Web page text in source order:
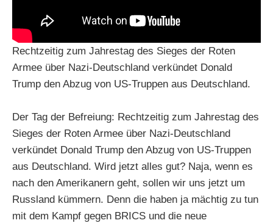
Rechtzeitig zum Jahrestag des Sieges der Roten
Armee über Nazi-Deutschland verkündet Donald
Trump den Abzug von US-Truppen aus Deutschland.
Der Tag der Befreiung: Rechtzeitig zum Jahrestag des
Sieges der Roten Armee über Nazi-Deutschland
verkündet Donald Trump den Abzug von US-Truppen
aus Deutschland. Wird jetzt alles gut? Naja, wenn es
nach den Amerikanern geht, sollen wir uns jetzt um
Russland kümmern. Denn die haben ja mächtig zu tun
mit dem Kampf gegen BRICS und die neue